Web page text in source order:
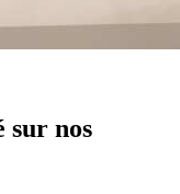
sur nos